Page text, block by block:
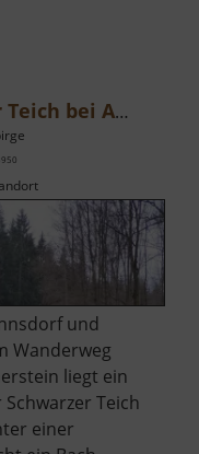
Schwarzer Teich bei Augustusburg
und
Wanderweg
liegt ein
Teich
einer